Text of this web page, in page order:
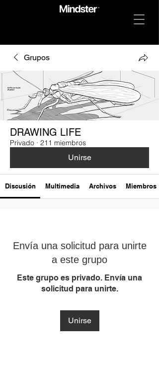
Grupos
DRAWING LIFE
Privado · 211 miembros
Unirse
Discusión Multimedia Archivos Miembros
Envía una solicitud para unirte
a este grupo
Este grupo es privado. Envía una
solicitud para unirte.
Unirse